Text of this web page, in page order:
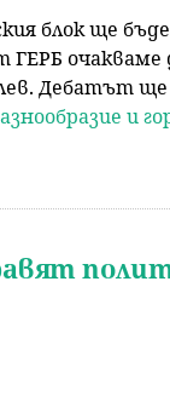
блок ще
очакваме
Дебатът ще
и